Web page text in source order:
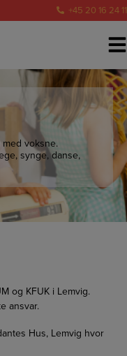
+45 20 16 24 11
voksne.
synge, danse,
og KFUK i Lemvig.
ansvar.
Hus, Lemvig hvor